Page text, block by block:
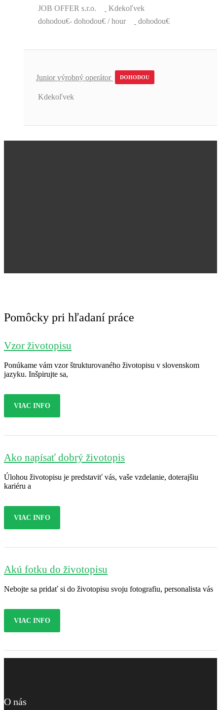
JOB OFFER s.r.o.
Kdekoľvek
dohodou€- dohodou€ / hour
dohodou€
Junior výrobný operátor DOHODOU
Kdekoľvek
Pomôcky pri hľadaní práce
Vzor životopisu
Ponúkame vám vzor štrukturovaného životopisu v slovenskom
jazyku. Inšpirujte sa,
VIAC INFO
Ako napísať dobrý životopis
Úlohou životopisu je predstaviť vás, vaše vzdelanie, doterajšiu
kariéru a
VIAC INFO
Akú fotku do životopisu
Nebojte sa pridať si do životopisu svoju fotografiu, personalista vás
VIAC INFO
O nás